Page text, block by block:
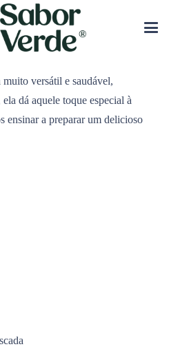
versátil e saudável,
dá aquele toque especial à
ensinar a preparar um delicioso